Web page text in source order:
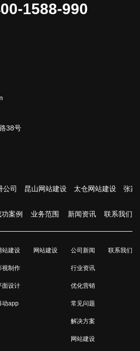
1588-990
38号
昆山网站建设 太仓网站建设 张家港网
功案例 业务范围 新闻资讯 联系我们
站建设
视制作
面设计
动app
网站建设 公司新闻
行业资讯
优化营销
常见问题
解决方案
网站建设
联系我们